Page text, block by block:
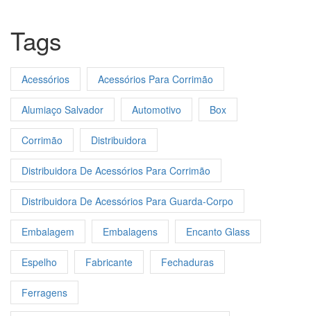
Tags
Acessórios Acessórios Para Corrimão
Alumiaço Salvador Automotivo Box
Corrimão Distribuidora
Distribuidora De Acessórios Para Corrimão
Distribuidora De Acessórios Para Guarda-Corpo
Embalagem Embalagens Encanto Glass
Espelho Fabricante Fechaduras
Ferragens